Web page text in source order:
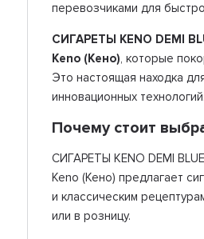
перевозчиками для
СИГАРЕТЫ KENO DEMI
Keno (Кено), которые
Это настоящая находка
инновационных технологий.
Почему стоит
СИГАРЕТЫ KENO DEMI
Keno (Кено) предлагает
и классическим
или в розницу.